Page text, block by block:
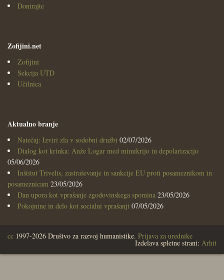
Donirajte
Zofijini.net
Zofijini
Sekcija UTD
Učilnica
Aktualno branje
Natečaj: Izviri zla v sodobni družbi 02/07/2026
Dialog kot krinka: Anže Logar med mimikrijo in depolarizacijo
05/06/2026
Inštitut Trivelis, zastraševanje in sankcije EU proti posameznikom in
posameznicam 23/05/2026
Dan upora kot vprašanje zgodovinskega spomina 23/05/2026
Pokojnine in delo kot socialni vprašanji 07/05/2026
cc 1997-2026 Društvo za razvoj humanistike. Prijava za urednike
Izdelava spletne strani: Arhit